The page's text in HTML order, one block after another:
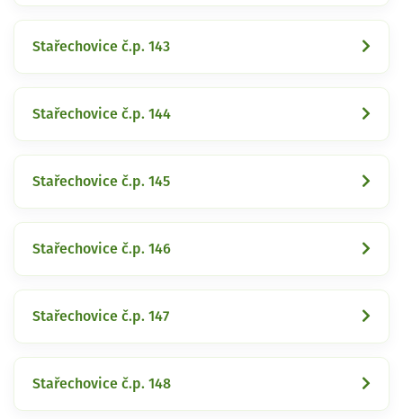
Stařechovice č.p. 143
Stařechovice č.p. 144
Stařechovice č.p. 145
Stařechovice č.p. 146
Stařechovice č.p. 147
Stařechovice č.p. 148